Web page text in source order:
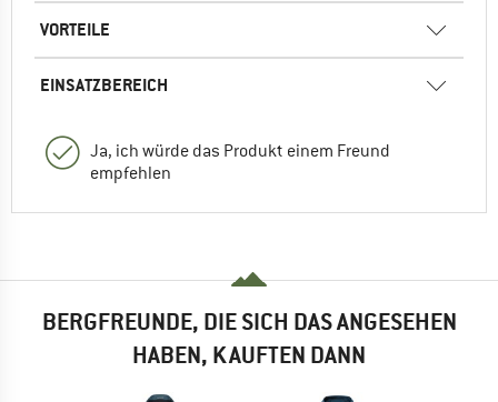
VORTEILE
EINSATZBEREICH
Ja, ich würde das Produkt einem Freund
empfehlen
BERGFREUNDE, DIE SICH DAS ANGESEHEN
HABEN, KAUFTEN DANN